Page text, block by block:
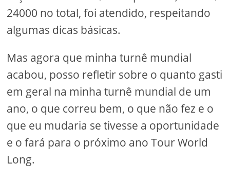
24000 no total, foi atendido, respeitando
algumas dicas básicas.
Mas agora que minha turnê mundial
acabou, posso refletir sobre o quanto gasti
em geral na minha turnê mundial de um
ano, o que correu bem, o que não fez e o
que eu mudaria se tivesse a oportunidade
e o fará para o próximo ano Tour World
Long.